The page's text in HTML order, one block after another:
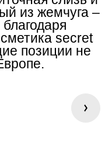
из жемчуга –
secret
позиции не